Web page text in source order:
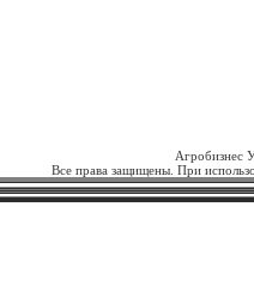
Агробизнес
Все права защищены. При